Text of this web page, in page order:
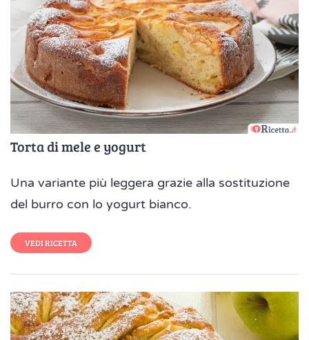
Torta di mele e yogurt
Una variante più leggera grazie alla sostituzione
del burro con lo yogurt bianco.
VEDI RICETTA